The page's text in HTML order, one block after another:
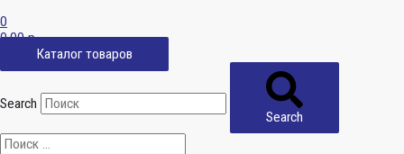
0
0,00р.
Каталог товаров
Search
Search